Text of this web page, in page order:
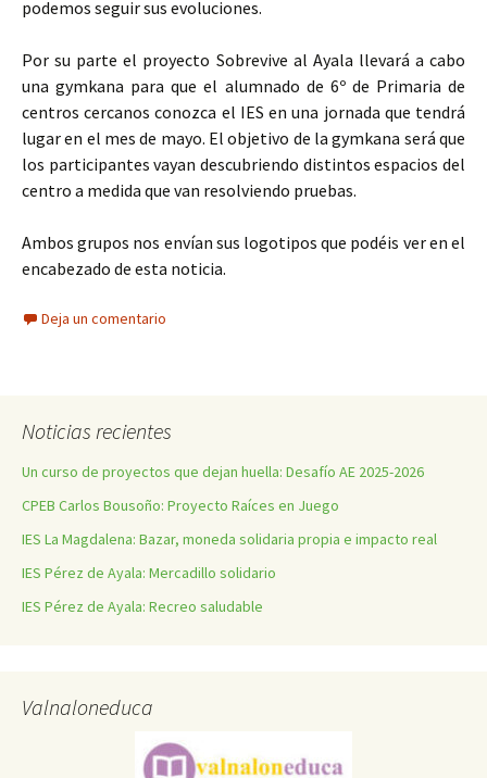
podemos seguir sus evoluciones.
Por su parte el proyecto Sobrevive al Ayala llevará a cabo
una gymkana para que el alumnado de 6º de Primaria de
centros cercanos conozca el IES en una jornada que tendrá
lugar en el mes de mayo. El objetivo de la gymkana será que
los participantes vayan descubriendo distintos espacios del
centro a medida que van resolviendo pruebas.
Ambos grupos nos envían sus logotipos que podéis ver en el
encabezado de esta noticia.
Deja un comentario
Noticias recientes
Un curso de proyectos que dejan huella: Desafío AE 2025-2026
CPEB Carlos Bousoño: Proyecto Raíces en Juego
IES La Magdalena: Bazar, moneda solidaria propia e impacto real
IES Pérez de Ayala: Mercadillo solidario
IES Pérez de Ayala: Recreo saludable
Valnaloneduca